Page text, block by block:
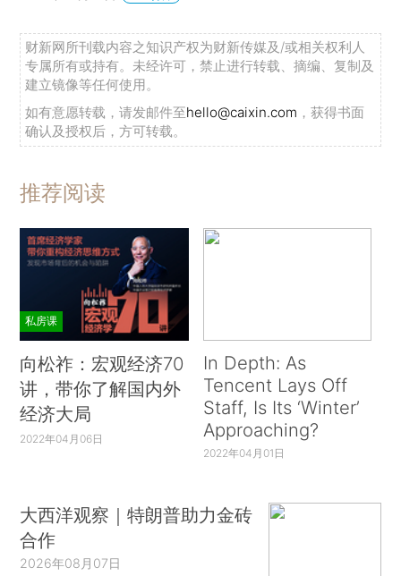
财新网所刊载内容之知识产权为财新传媒及/或相关权利人
专属所有或持有。未经许可，禁止进行转载、摘编、复制及
建立镜像等任何使用。
如有意愿转载，请发邮件至hello@caixin.com ，获得书面
确认及授权后，方可转载。
推荐阅读
私房课
向松祚：宏观经济70
讲，带你了解国内外
经济大局
2022年04月06日
In Depth: As
Tencent Lays Off
Staff, Is Its ‘Winter’
Approaching?
2022年04月01日
大西洋观察｜特朗普助力金砖
合作
2026年08月07日